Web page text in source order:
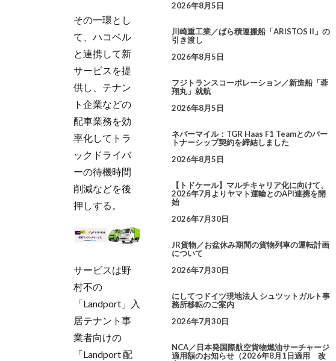
その一環とし
て、ハコベル
と連携して新
サービスを提
供し、テナン
ト企業などの
配車業務を効
率化してトラ
ックドライバ
ーの待機時間
削減などを後
押しする。
サービスは野
村不の
「Landport」入
居テナント事
業者向けの
「Landport 配
2026年8月5日
川崎重工業／ばら積運搬船「ARISTOS II」の
引き渡し
2026年8月5日
フジトランスコーポレーション／新造船「蓉
翔丸」就航
2026年8月5日
ネバーマイル：TGR Haas F1 Teamとのパー
トナーシップ契約を締結しました
2026年8月5日
【トドケール】マルチキャリア化に向けて、
2026年7月よりヤマト運輸とのAPI連携を開
始
2026年7月30日
JR貨物／お盆休み期間の貨物列車の運転計画
について
2026年7月30日
にしてつドイツ現地法人 シュツットガルト事
務所移転のご案内
2026年7月30日
NCA／日本発国際航空貨物燃油サーチャージ
適用額のお知らせ（2026年8月1日適用 改